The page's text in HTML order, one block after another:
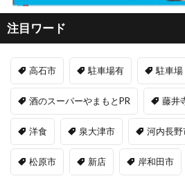
注目ワード
高石市 駐車場有 駐車場
酒のスーパーやまもとPR 藤井
洋食 泉大津市 河内長野
松原市 新店 岸和田市